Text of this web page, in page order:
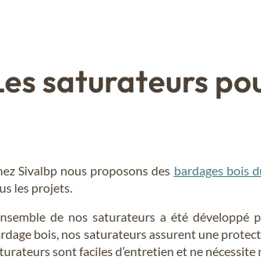
saturateurs
Sivalbp nous proposons des bardages bois
les projets.
de nos saturateurs a été
bois, nos saturateurs assurent une
sont faciles d’entretien et ne nécessite